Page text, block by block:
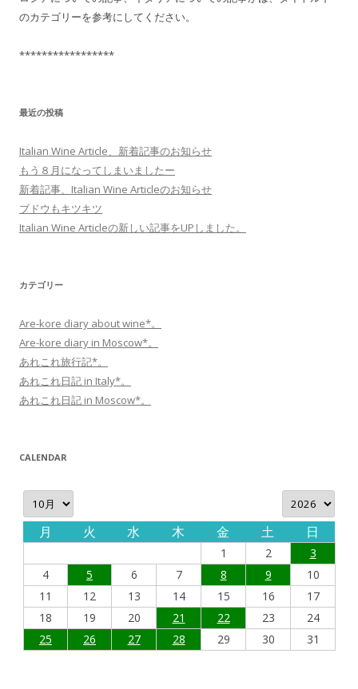
のカテゴリーを参考にしてください。
*****************
最近の投稿
Italian Wine Article、新着記事のお知らせ
もう８月になってしまいましたー
新着記事、Italian Wine Articleのお知らせ
ブドウもキツキツ
Italian Wine Articleの新しい記事をUPしました。
カテゴリー
Are-kore diary about wine*。
Are-kore diary in Moscow*。
あれこれ旅行記*。
あれこれ日記 in Italy*。
あれこれ日記 in Moscow*。
CALENDAR
月 火 水 木 金 土 日
1 2
3
4
5 6 7 8 9
10
11
12 13 14 15 16
17
18
19 20 21 22 23
24
25
26 27 28 29 30 31